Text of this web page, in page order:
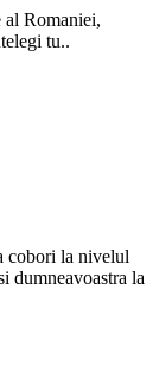
al Romaniei,
tu..
cobori la nivelul
dumneavoastra la